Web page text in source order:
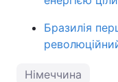
Бразилія
Німеччина